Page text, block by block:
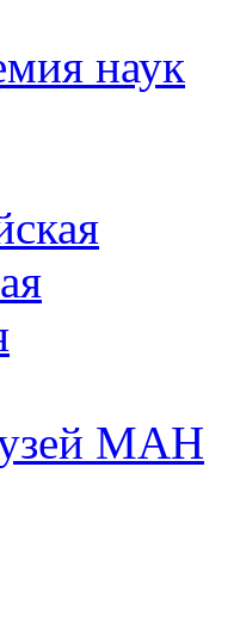
наук
МАН